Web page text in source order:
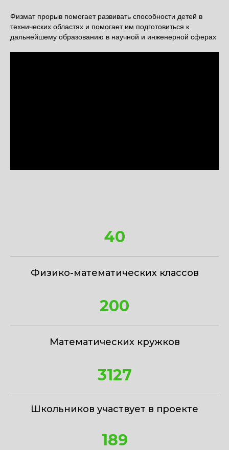
Физмат прорыв помогает развивать способности детей в
технических областях и помогает им подготовиться к
дальнейшему образованию в научной и инженерной сферах
40
Физико-математических классов
200
Математических кружков
3127
Школьников участвует в проекте
189